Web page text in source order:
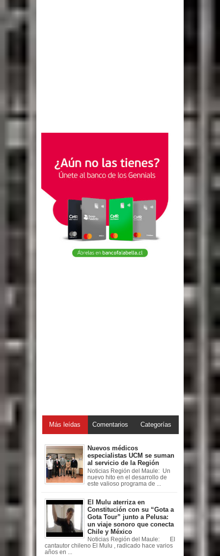
Más leídas Comentarios Categorías
Nuevos médicos
especialistas UCM se suman
al servicio de la Región
Noticias Región del Maule: Un
nuevo hito en el desarrollo de
este valioso programa de ...
El Mulu aterriza en
Constitución con su “Gota a
Gota Tour” junto a Pelusa:
un viaje sonoro que conecta
Chile y México
Noticias Región del Maule: El
cantautor chileno El Mulu , radicado hace varios
años en ...